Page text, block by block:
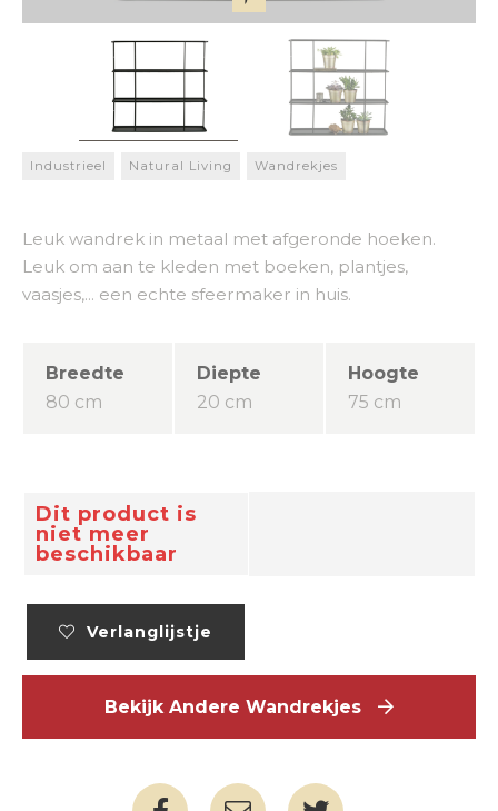
Industrieel Natural Living Wandrekjes
Leuk wandrek in metaal met afgeronde hoeken.
Leuk om aan te kleden met boeken, plantjes,
vaasjes,... een echte sfeermaker in huis.
Breedte
80 cm
Diepte
20 cm
Hoogte
75 cm
Dit product is
niet meer
beschikbaar
Verlanglijstje
Bekijk Andere Wandrekjes